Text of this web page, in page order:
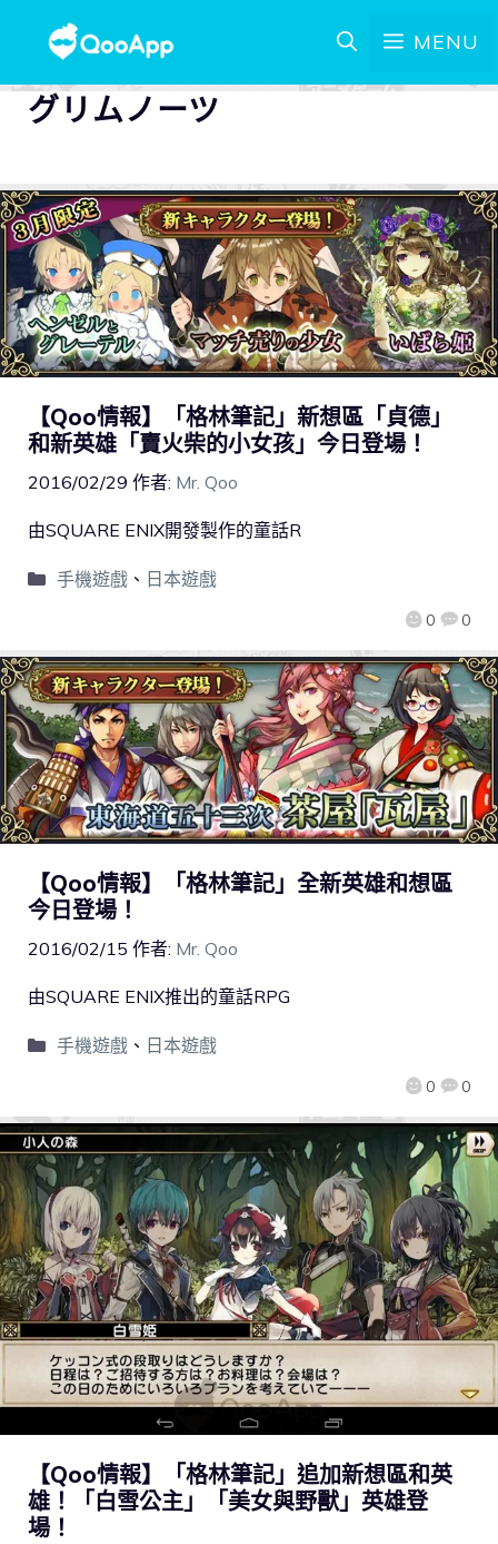
MENU
グリムノーツ
【Qoo情報】「格林筆記」新想區「貞德」
和新英雄「賣火柴的小女孩」今日登場！
2016/02/29 作者: Mr. Qoo
0 0
由SQUARE ENIX開發製作的童話R
手機遊戲、 日本遊戲
【Qoo情報】「格林筆記」全新英雄和想區
今日登場！
2016/02/15 作者: Mr. Qoo
0 0
由SQUARE ENIX推出的童話RPG
手機遊戲、 日本遊戲
【Qoo情報】「格林筆記」追加新想區和英
雄！「白雪公主」「美女與野獸」英雄登
場！